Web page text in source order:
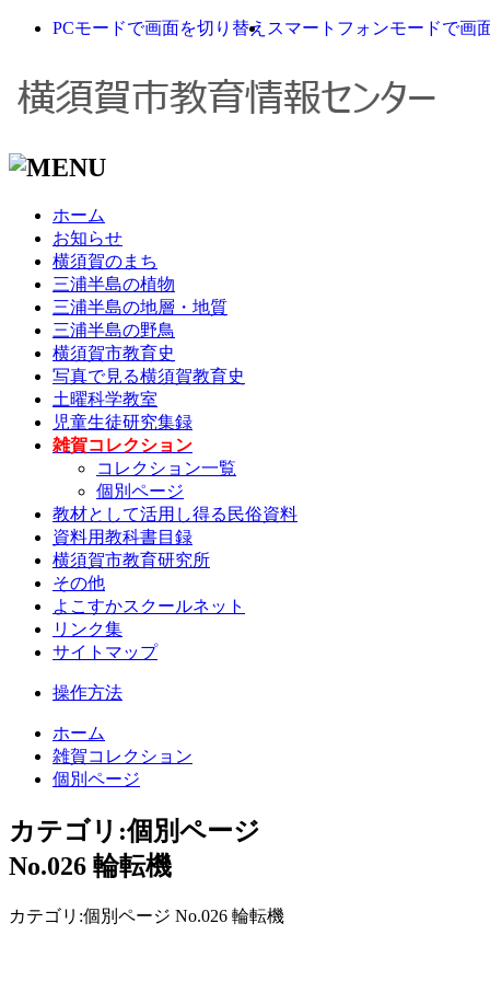
PCモードで画面を切り替え スマートフォンモードで画
ホーム
お知らせ
横須賀のまち
三浦半島の植物
三浦半島の地層・地質
三浦半島の野鳥
横須賀市教育史
写真で見る横須賀教育史
土曜科学教室
児童生徒研究集録
雑賀コレクション
コレクション一覧
個別ページ
教材として活用し得る民俗資料
資料用教科書目録
横須賀市教育研究所
その他
よこすかスクールネット
リンク集
サイトマップ
操作方法
ホーム
雑賀コレクション
個別ページ
カテゴリ:個別ページ
No.026 輪転機
カテゴリ:個別ページ No.026 輪転機